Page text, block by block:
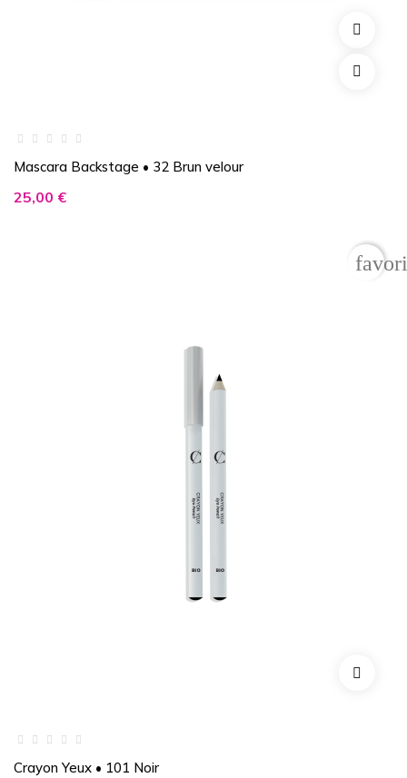
Mascara Backstage • 32 Brun velour
Prix
25,00 €
Crayon Yeux • 101 Noir